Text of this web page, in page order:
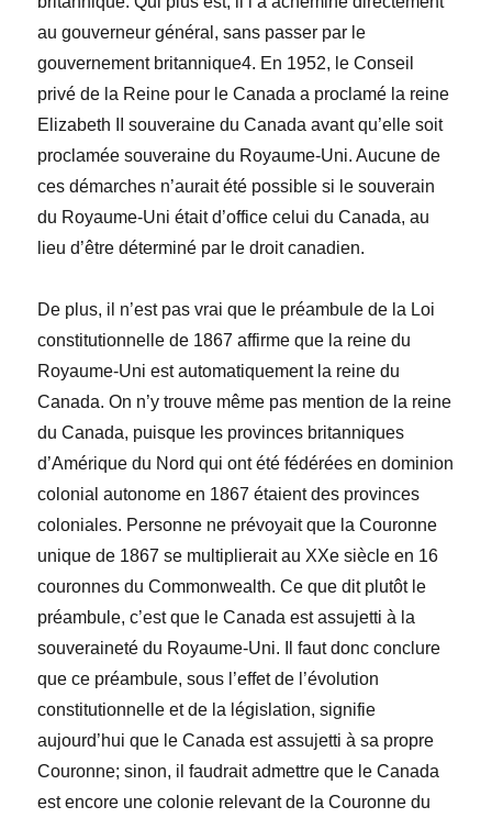
au gouverneur général, sans passer par le
gouvernement britannique4. En 1952, le Conseil
privé de la Reine pour le Canada a proclamé la reine
Elizabeth II souveraine du Canada avant qu’elle soit
proclamée souveraine du Royaume-Uni. Aucune de
ces démarches n’aurait été possible si le souverain
du Royaume-Uni était d’office celui du Canada, au
lieu d’être déterminé par le droit canadien.
De plus, il n’est pas vrai que le préambule de la Loi
constitutionnelle de 1867 affirme que la reine du
Royaume-Uni est automatiquement la reine du
Canada. On n’y trouve même pas mention de la reine
du Canada, puisque les provinces britanniques
d’Amérique du Nord qui ont été fédérées en dominion
colonial autonome en 1867 étaient des provinces
coloniales. Personne ne prévoyait que la Couronne
unique de 1867 se multiplierait au XXe siècle en 16
couronnes du Commonwealth. Ce que dit plutôt le
préambule, c’est que le Canada est assujetti à la
souveraineté du Royaume-Uni. Il faut donc conclure
que ce préambule, sous l’effet de l’évolution
constitutionnelle et de la législation, signifie
aujourd’hui que le Canada est assujetti à sa propre
Couronne; sinon, il faudrait admettre que le Canada
est encore une colonie relevant de la Couronne du